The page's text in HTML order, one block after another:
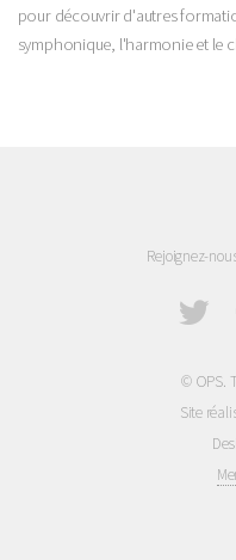
pour découvrir d'autres
symphonique, l'harmonie et le
Rejoignez-
© OPS.
Site